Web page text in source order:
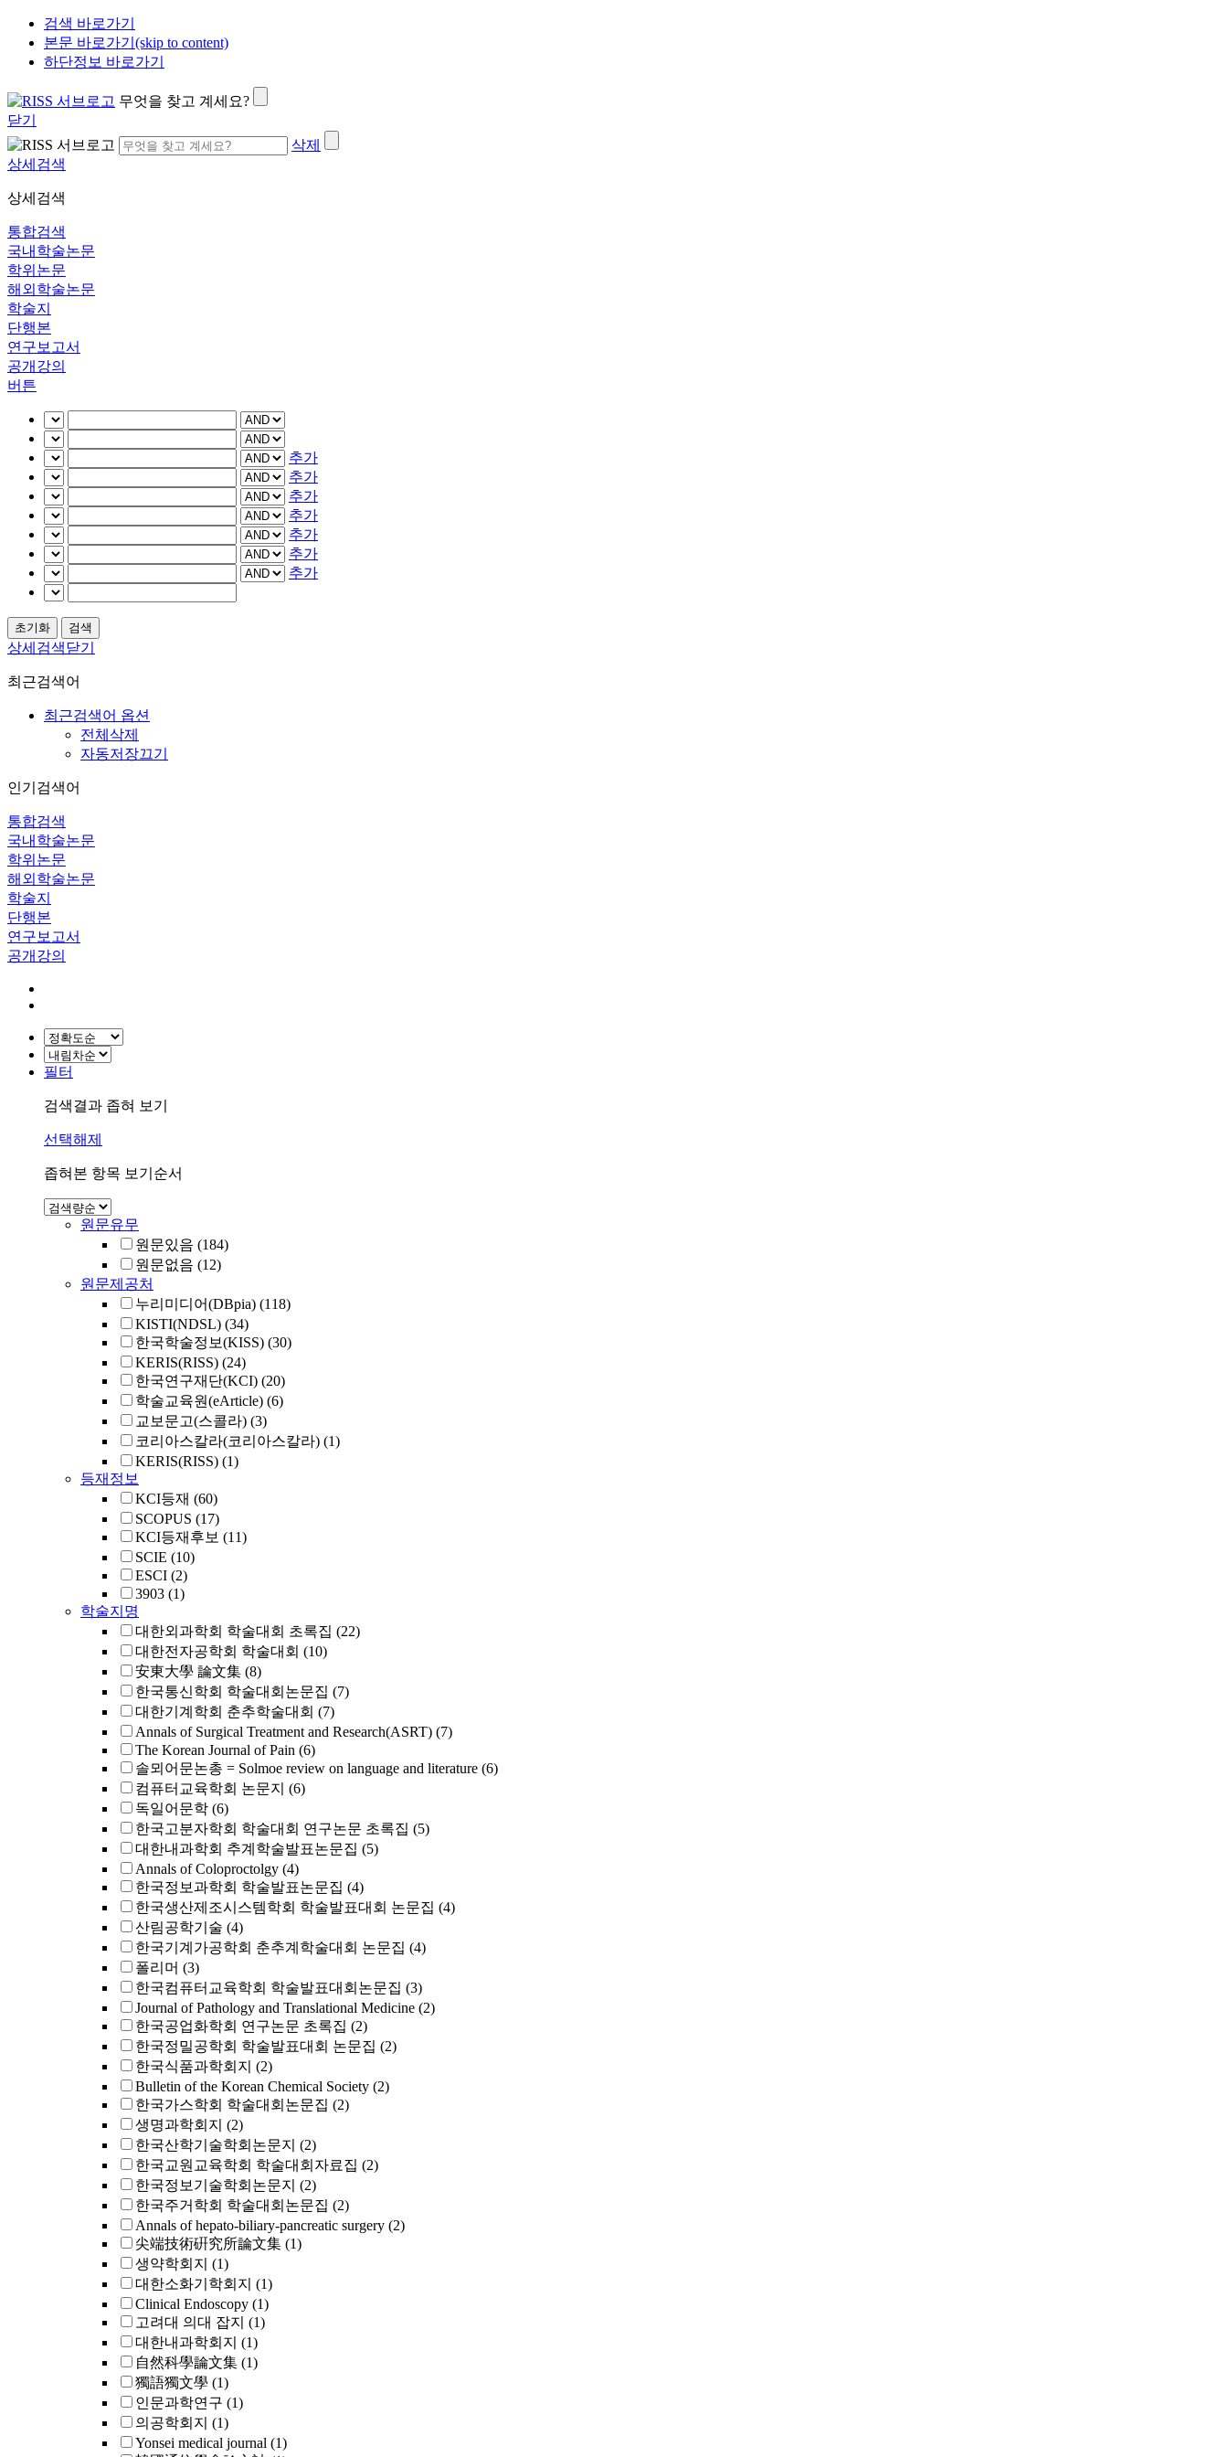
검색 바로가기
본문 바로가기(skip to content)
하단정보 바로가기
무엇을 찾고 계세요?
닫기
삭제
상세검색
상세검색
통합검색
국내학술논문
학위논문
해외학술논문
학술지
단행본
연구보고서
공개강의
버튼
추가
추가
추가
추가
추가
추가
추가
상세검색닫기
최근검색어
최근검색어 옵션
전체삭제
자동저장끄기
인기검색어
통합검색
국내학술논문
학위논문
해외학술논문
학술지
단행본
연구보고서
공개강의
필터
검색결과 좁혀 보기
선택해제
좁혀본 항목 보기순서
원문유무
원문있음 (184)
원문없음 (12)
원문제공처
누리미디어(DBpia) (118)
KISTI(NDSL) (34)
한국학술정보(KISS) (30)
KERIS(RISS) (24)
한국연구재단(KCI) (20)
학술교육원(eArticle) (6)
교보문고(스콜라) (3)
코리아스칼라(코리아스칼라) (1)
KERIS(RISS) (1)
등재정보
KCI등재 (60)
SCOPUS (17)
KCI등재후보 (11)
SCIE (10)
ESCI (2)
3903 (1)
학술지명
대한외과학회 학술대회 초록집 (22)
대한전자공학회 학술대회 (10)
安東大學 論文集 (8)
한국통신학회 학술대회논문집 (7)
대한기계학회 춘추학술대회 (7)
Annals of Surgical Treatment and Research(ASRT) (7)
The Korean Journal of Pain (6)
솔뫼어문논총 = Solmoe review on language and literature (6)
컴퓨터교육학회 논문지 (6)
독일어문학 (6)
한국고분자학회 학술대회 연구논문 초록집 (5)
대한내과학회 추계학술발표논문집 (5)
Annals of Coloproctolgy (4)
한국정보과학회 학술발표논문집 (4)
한국생산제조시스템학회 학술발표대회 논문집 (4)
산림공학기술 (4)
한국기계가공학회 춘추계학술대회 논문집 (4)
폴리머 (3)
한국컴퓨터교육학회 학술발표대회논문집 (3)
Journal of Pathology and Translational Medicine (2)
한국공업화학회 연구논문 초록집 (2)
한국정밀공학회 학술발표대회 논문집 (2)
한국식품과학회지 (2)
Bulletin of the Korean Chemical Society (2)
한국가스학회 학술대회논문집 (2)
생명과학회지 (2)
한국산학기술학회논문지 (2)
한국교원교육학회 학술대회자료집 (2)
한국정보기술학회논문지 (2)
한국주거학회 학술대회논문집 (2)
Annals of hepato-biliary-pancreatic surgery (2)
尖端技術硏究所論文集 (1)
생약학회지 (1)
대한소화기학회지 (1)
Clinical Endoscopy (1)
고려대 의대 잡지 (1)
대한내과학회지 (1)
自然科學論文集 (1)
獨語獨文學 (1)
인문과학연구 (1)
의공학회지 (1)
Yonsei medical journal (1)